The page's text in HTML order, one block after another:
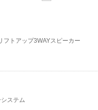
フトアップ3WAYスピーカー
ステム